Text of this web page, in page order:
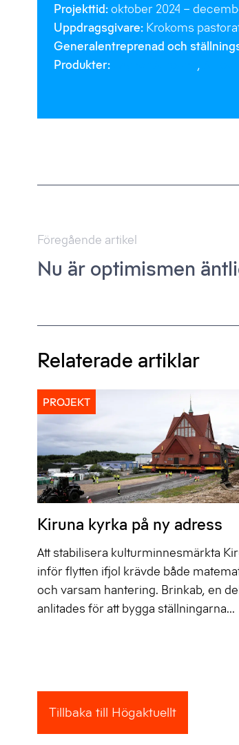
Projekttid:oktober 2024 –
Uppdragsgivare: Krokoms
Generalentreprenad och
Produkter:
,
Inläggsnavigering
Föregående artikel
Nu är optimismen
Relaterade artiklar
PROJEKT
Kiruna kyrka på ny adress
Att stabilisera kulturminnesmärkta
inför flytten ifjol krävde både
och varsam hantering. Brinkab, en
anlitades för att bygga ställningarna...
Tillbaka till Högaktuellt